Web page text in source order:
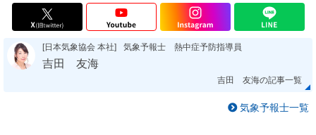
[日本気象協会 本社] 気象予報士 熱中症予防指導員
吉田 友海
吉田 友海の記事一覧
気象予報士一覧